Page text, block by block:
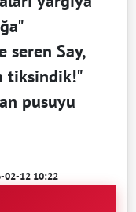
seren Say,
tiksindik!"
pusuyu
02-12 10:22